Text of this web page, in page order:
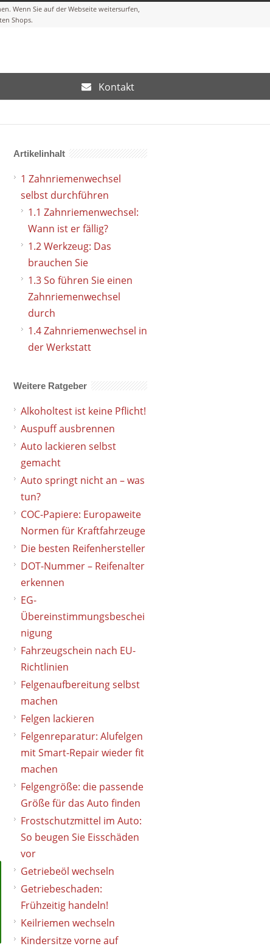
Kontakt
Artikelinhalt
1 Zahnriemenwechsel
selbst durchführen
1.1 Zahnriemenwechsel:
Wann ist er fällig?
1.2Werkzeug: Das
brauchen Sie
1.3So führen Sie einen
Zahnriemenwechsel
durch
1.4Zahnriemenwechsel in
der Werkstatt
Weitere Ratgeber
Alkoholtest ist keine Pflicht!
Auspuff ausbrennen
Auto lackieren selbst
gemacht
Auto springt nicht an – was
tun?
COC-Papiere: Europaweite
Normen für Kraftfahrzeuge
Die besten Reifenhersteller
DOT-Nummer – Reifenalter
erkennen
EG-
Übereinstimmungsbeschei
nigung
Fahrzeugschein nach EU-
Richtlinien
Felgenaufbereitung selbst
machen
Felgen lackieren
Felgenreparatur: Alufelgen
mit Smart-Repair wieder fit
machen
Felgengröße: die passende
Größe für das Auto finden
Frostschutzmittel im Auto:
So beugen Sie Eisschäden
vor
Getriebeöl wechseln
Getriebeschaden:
Frühzeitig handeln!
Keilriemen wechseln
Kindersitze vorne auf